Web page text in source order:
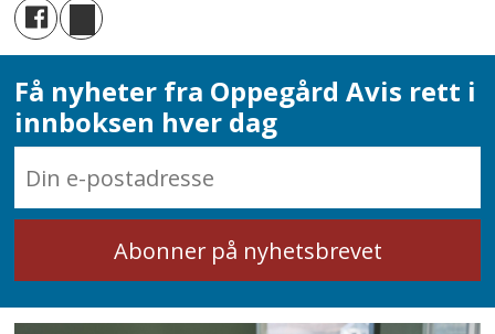
Få nyheter fra Oppegård Avis rett i
innboksen hver dag